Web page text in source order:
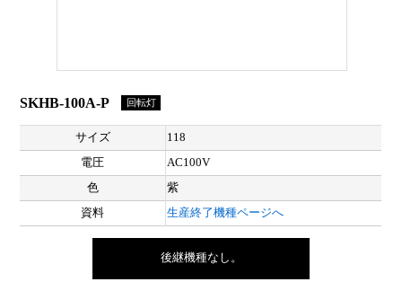
SKHB-100A-P 回転灯
サイズ
118
電圧
AC100V
色
紫
資料
生産終了機種ページへ
後継機種なし。